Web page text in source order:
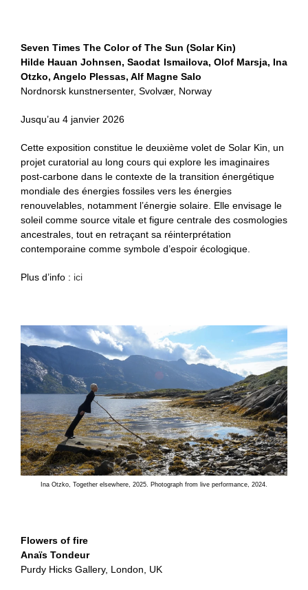
Seven Times The Color of The Sun (Solar Kin)
Hilde Hauan Johnsen,Saodat Ismailova, Olof Marsja, Ina
Otzko, Angelo Plessas, Alf Magne Salo
Nordnorsk kunstnersenter, Svolvær, Norway
Jusqu’au 4 janvier 2026
Cette exposition constitue le deuxième volet de Solar Kin, un
projet curatorial au long cours qui explore les imaginaires
post-carbone dans le contexte de la transition énergétique
mondiale des énergies fossiles vers les énergies
renouvelables, notamment l’énergie solaire. Elle envisage le
soleil comme source vitale et figure centrale des cosmologies
ancestrales, tout en retraçant sa réinterprétation
contemporaine comme symbole d’espoir écologique.
Plus d’info : ici
Ina Otzko, Together elsewhere, 2025. Photograph from live performance, 2024.
Flowers of fire
Anaïs Tondeur
Purdy Hicks Gallery, London, UK